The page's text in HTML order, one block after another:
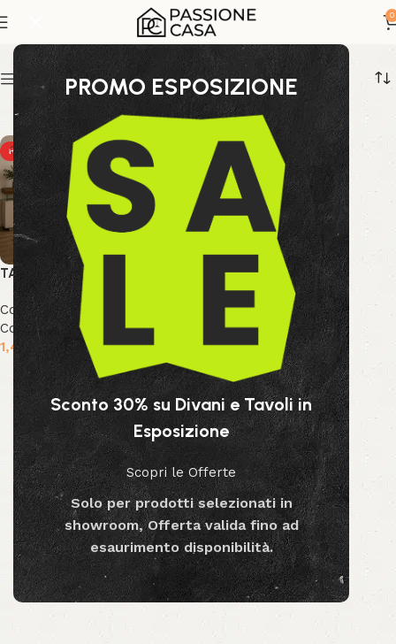
PROMO ESPOSIZIONE
Sconto 30% su Divani e Tavoli in
Esposizione
Scopri le Offerte
Solo per prodotti selezionati in
showroom, Offerta valida fino ad
esaurimento disponibilità.
0
vetro e legno
Show sidebar
HOT
TAVOLO CASTIELS
Collezione Bizzotto
Collezione
Tavoli
1,409.00
€
Aggiungi al carrello